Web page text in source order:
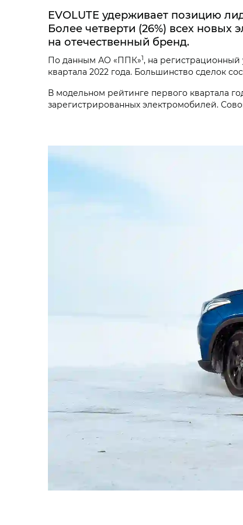
EVOLUTE удерживает позицию
Более четверти (26%) всех новых
на отечественный бренд.
По данным АО «ППК»1, на регистрационный
квартала 2022 года. Большинство сделок
В модельном рейтинге первого квартала
зарегистрированных электромобилей.